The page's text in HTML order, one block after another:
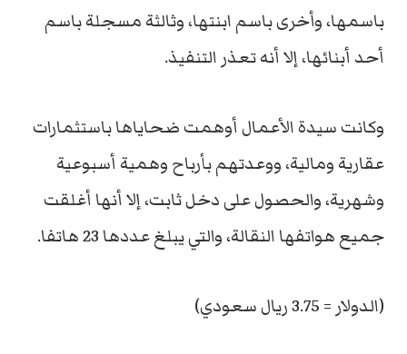
باسمها، وأخرى باسم ابنتها، وثالثة مسجلة باسم
أحد أبنائها، إلا أنه تعذر التنفيذ.
وكانت سيدة الأعمال أوهمت ضحاياها باستثمارات
عقارية ومالية، ووعدتهم بأرباح وهمية أسبوعية
وشهرية، والحصول على دخل ثابت، إلا أنها أغلقت
جميع هواتفها النقالة، والتي يبلغ عددها 23 هاتفا.
(الدولار = 3.75 ريال سعودي)